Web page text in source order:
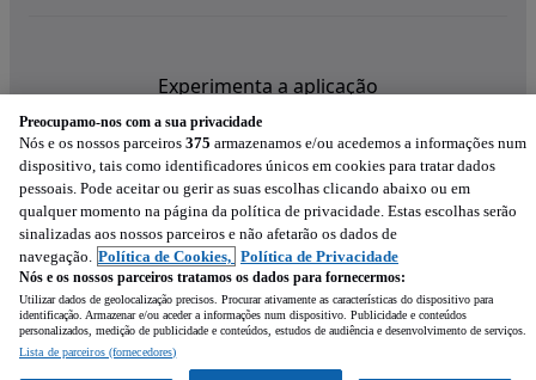
Experimenta a aplicação
Preocupamo-nos com a sua privacidade
Nós e os nossos parceiros 375 armazenamos e/ou acedemos a informações num
dispositivo, tais como identificadores únicos em cookies para tratar dados
pessoais. Pode aceitar ou gerir as suas escolhas clicando abaixo ou em
qualquer momento na página da política de privacidade. Estas escolhas serão
sinalizadas aos nossos parceiros e não afetarão os dados de
navegação. Política de Cookies, Política de Privacidade
Nós e os nossos parceiros tratamos os dados para fornecermos:
Utilizar dados de geolocalização precisos. Procurar ativamente as características do dispositivo para
identificação. Armazenar e/ou aceder a informações num dispositivo. Publicidade e conteúdos
personalizados, medição de publicidade e conteúdos, estudos de audiência e desenvolvimento de serviços.
Lista de parceiros (fornecedores)